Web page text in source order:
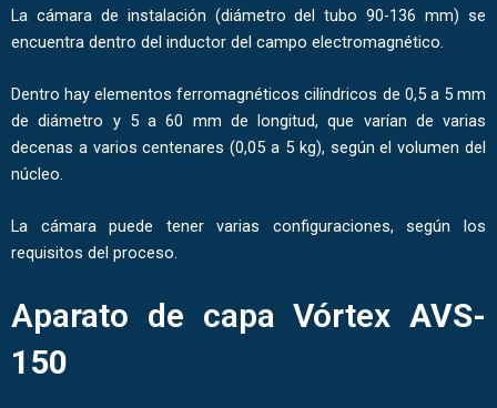
La cámara de instalación (diámetro del tubo 90-136 mm) se
encuentra dentro del inductor del campo electromagnético.
Dentro hay elementos ferromagnéticos cilíndricos de 0,5 a 5 mm
de diámetro y 5 a 60 mm de longitud, que varían de varias
decenas a varios centenares (0,05 a 5 kg), según el volumen del
núcleo.
La cámara puede tener varias configuraciones, según los
requisitos del proceso.
Aparato de capa Vórtex AVS-
150